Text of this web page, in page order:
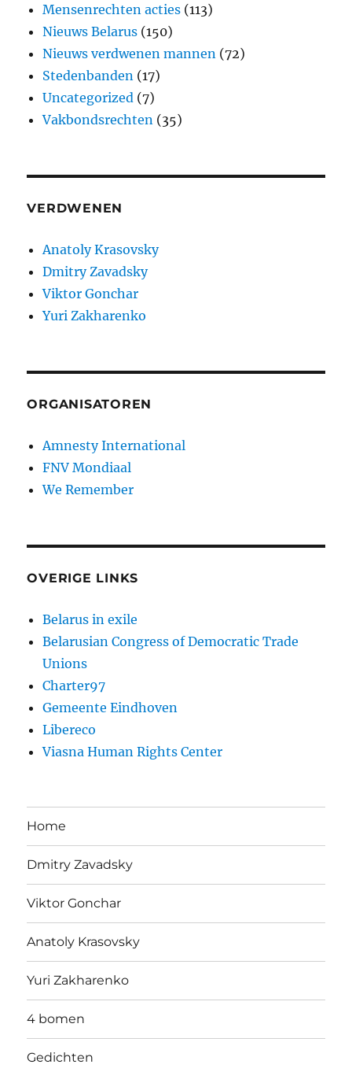
Mensenrechten acties (113)
Nieuws Belarus (150)
Nieuws verdwenen mannen (72)
Stedenbanden (17)
Uncategorized (7)
Vakbondsrechten (35)
VERDWENEN
Anatoly Krasovsky
Dmitry Zavadsky
Viktor Gonchar
Yuri Zakharenko
ORGANISATOREN
Amnesty International
FNV Mondiaal
We Remember
OVERIGE LINKS
Belarus in exile
Belarusian Congress of Democratic Trade
Unions
Charter97
Gemeente Eindhoven
Libereco
Viasna Human Rights Center
Home
Dmitry Zavadsky
Viktor Gonchar
Anatoly Krasovsky
Yuri Zakharenko
4 bomen
Gedichten